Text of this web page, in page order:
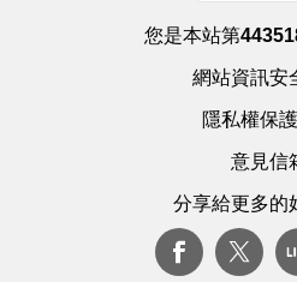
您是本站第
網站資訊安
隱私權保
意見信
分享給更多的